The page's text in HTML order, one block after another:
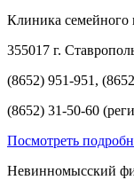
Клиника семейного
355017 г.
(8652) 951-951,
(8652) 31-50-60
Посмотреть
Невинномысский